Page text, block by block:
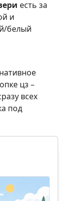
есть за
и
белый
цз –
всех
под